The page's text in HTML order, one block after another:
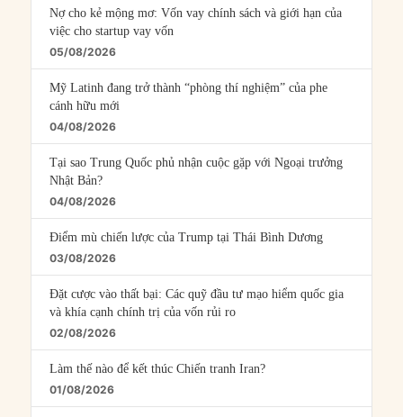
Nợ cho kẻ mộng mơ: Vốn vay chính sách và giới hạn của
việc cho startup vay vốn
05/08/2026
Mỹ Latinh đang trở thành “phòng thí nghiệm” của phe
cánh hữu mới
04/08/2026
Tại sao Trung Quốc phủ nhận cuộc gặp với Ngoại trưởng
Nhật Bản?
04/08/2026
Điểm mù chiến lược của Trump tại Thái Bình Dương
03/08/2026
Đặt cược vào thất bại: Các quỹ đầu tư mạo hiểm quốc gia
và khía cạnh chính trị của vốn rủi ro
02/08/2026
Làm thế nào để kết thúc Chiến tranh Iran?
01/08/2026